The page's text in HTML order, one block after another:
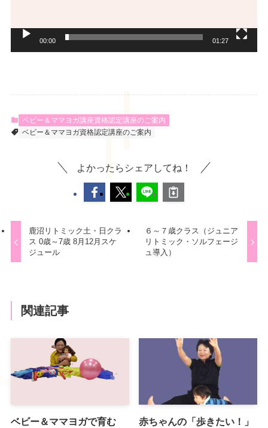
00:00 01:27
ベビー＆ママヨガ講座資格認定講座のご案内
ベビー＆ママヨガ資格認定講座のご案内
よかったらシェアしてね！
鹿沼リトミック土・日クラ
ス 0歳～7歳 8月12月スケ
ジュール
６～７歳クラス（ジュニア
リトミック・ソルフェージ
ュ導入）
関連記事
ベビー＆ママヨガで育む
赤ちゃんの「歩きたい！」